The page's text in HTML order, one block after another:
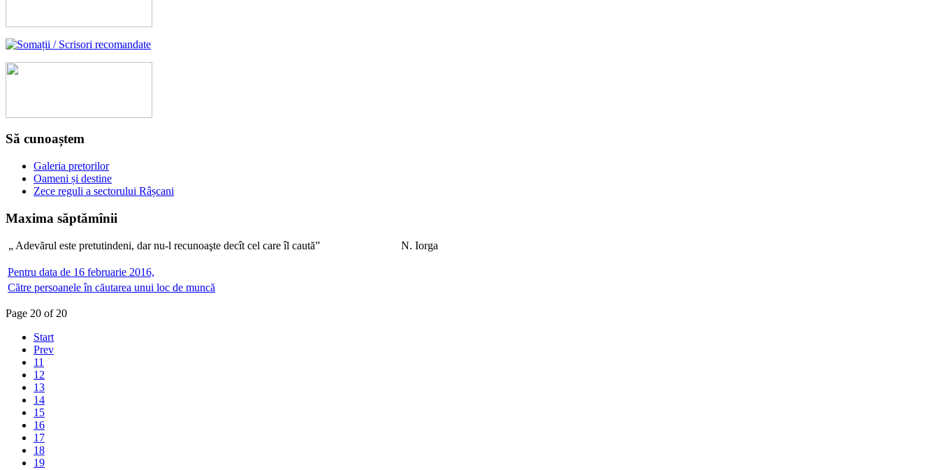
Să cunoaștem
Galeria pretorilor
Oameni și destine
Zece reguli a sectorului Râșcani
Maxima săptămînii
„ Adevărul este pretutindeni, dar nu-l recunoaşte decît cel care îl caută” N. Iorga
Pentru data de 16 februarie 2016,
Către persoanele în căutarea unui loc de muncă
Page 20 of 20
Start
Prev
11
12
13
14
15
16
17
18
19